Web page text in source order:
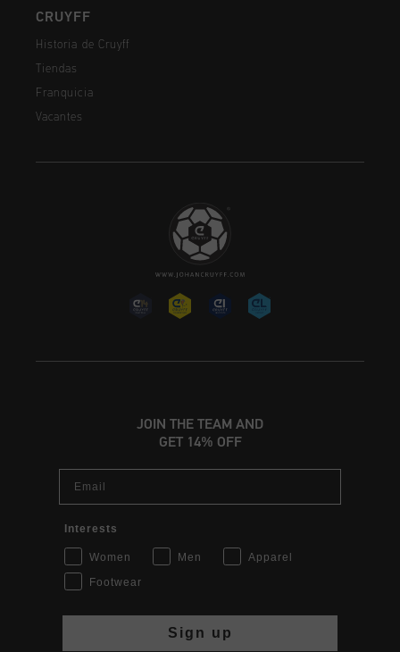
CRUYFF
Historia de Cruyff
Tiendas
Franquicia
Vacantes
JOIN THE TEAM AND
GET 14% OFF
Interests
Women Men
Apparel
Footwear
Sign up